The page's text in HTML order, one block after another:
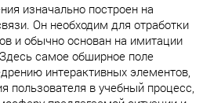
изначально построен на
Он необходим для отработки
и обычно основан на имитации
самое обширное поле
интерактивных элементов,
пользователя в учебный процесс,